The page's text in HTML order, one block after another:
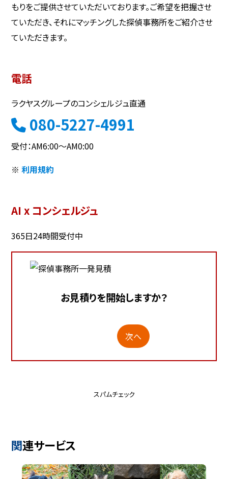
もりをご提供させていただいております。ご希望を把握させ
ていただき、それにマッチングした探偵事務所をご紹介させ
ていただきます。
電話
ラクヤスグループのコンシェルジュ直通
080-5227-4991
受付：AM6:00～AM0:00
※利用規約
AI x コンシェルジュ
365日24時間受付中
お見積りを開始しますか？
次へ
スパムチェック
関連サービス